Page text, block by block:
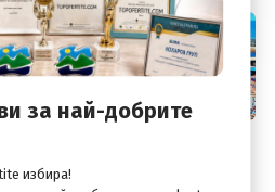
На море в хотел Жерави
Александрия Клуб 4*,
за най-добрите
избира!